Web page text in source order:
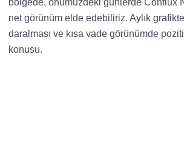
bölgede, önümüzdeki günlerde Conflux
net görünüm elde edebiliriz. Aylık
daralması ve kısa vade görünümde
konusu.